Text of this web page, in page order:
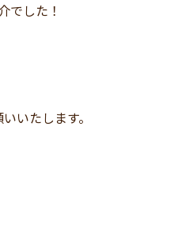
でした！
いたします。